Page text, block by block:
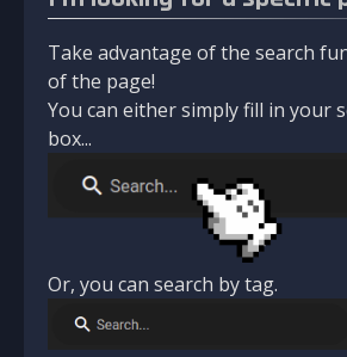
Take advantage of the search
of the page!
You can either simply fill in your
box...
Or, you can search by tag.